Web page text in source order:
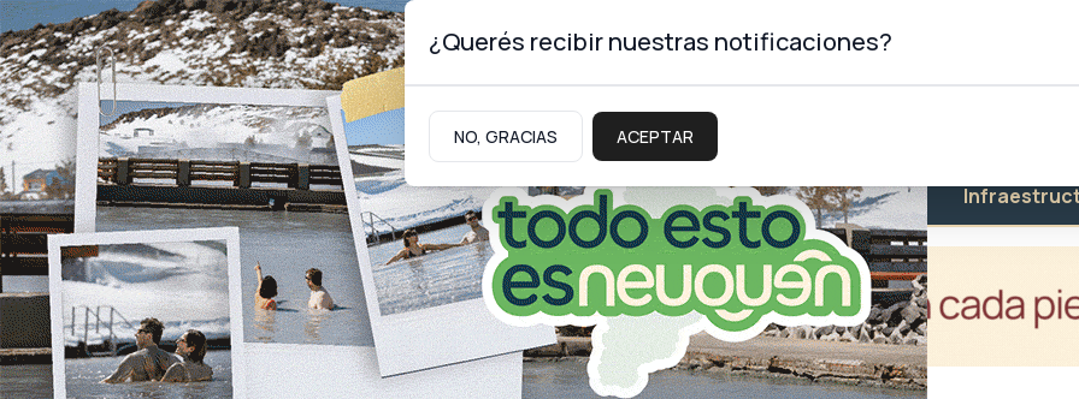
Viernes 7deAgostode 2026
Neuquinidad Gabinete Turismo Educación Salud
¿Querés recibir nuestras notificaciones?
NO, GRACIAS ACEPTAR